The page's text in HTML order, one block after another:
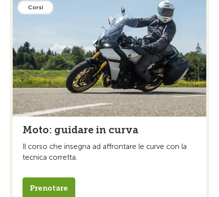
Corsi
Moto: guidare in curva
Il corso che insegna ad affrontare le curve con la
tecnica corretta.
Prenotare